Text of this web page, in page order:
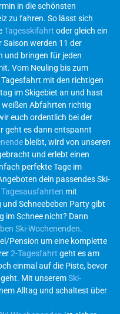
in die schönsten
zu fahren. So lässt sich
Tagesskifahrt oder gleich ein
Saison werden 11 der
und bringen für jeden
Vom Neuling bis zum
mit den richtigen
im Skigebiet an und hast
weißen Abfahrten richtig
euch ordentlich bei der
geht es dann entspannt
bleibt, wird von unseren
und erlebt einen
perfekte Tage im
dein passendes Ski-
Tagesausfahrten mit
und Schneebeben Party gibt
im Schnee nicht? Dann
Ski-Wochenenden.
Pension um eine komplette
2-Tagesfahrt geht es am
einmal auf die Piste, bevor
Mit unseremSki-
Alltag und schaltest über